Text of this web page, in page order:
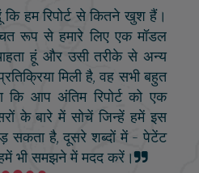
हम रिपोर्ट से कितने खुश हैं।
रूप से हमारे लिए एक मॉडल
हूं और उसी तरीके से अन्य
मिली है, वह सभी बहुत
आप अंतिम रिपोर्ट को एक
के बारे में सोचें जिन्हें हमें इस
सकता है, दूसरे शब्दों में - पेटेंट
भी समझने में मदद करें।